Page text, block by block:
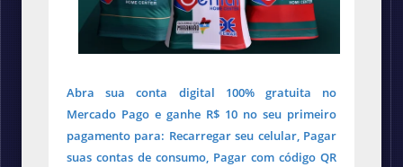
Abra sua conta digital 100% gratuita no
Mercado Pago e ganhe R$ 10 no seu primeiro
pagamento para: Recarregar seu celular, Pagar
suas contas de consumo, Pagar com código QR